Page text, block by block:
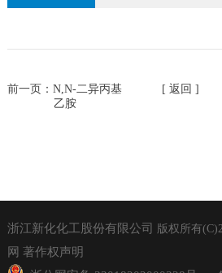
前一页：N,N-二异丙基
乙胺
[ 返回 ]
浙江新化化工股份有限公司 版权所有
网 著作权声明